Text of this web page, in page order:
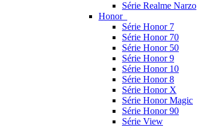
Série Realme Narzo
Honor
Série Honor 7
Série Honor 70
Série Honor 50
Série Honor 9
Série Honor 10
Série Honor 8
Série Honor X
Série Honor Magic
Série Honor 90
Série View